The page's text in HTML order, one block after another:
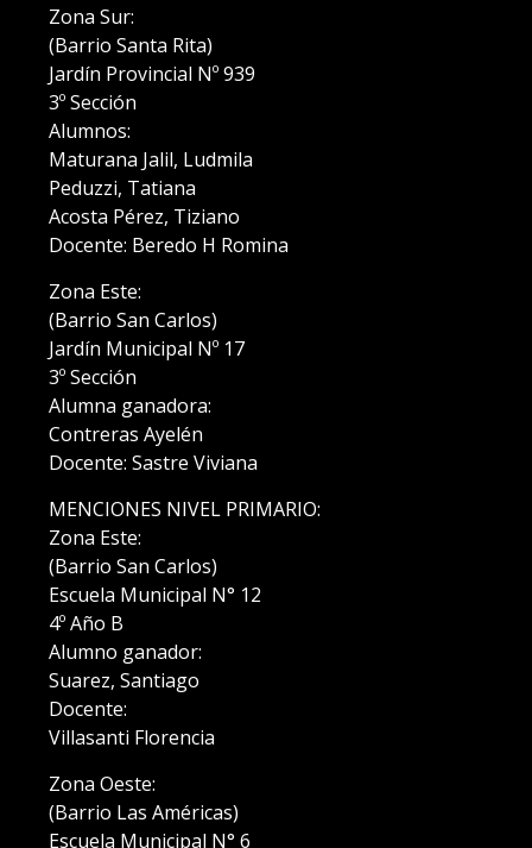
Zona Sur:
(Barrio Santa Rita)
Jardín Provincial Nº 939
3º Sección
Alumnos:
Maturana Jalil, Ludmila
Peduzzi, Tatiana
Acosta Pérez, Tiziano
Docente: Beredo H Romina
Zona Este:
(Barrio San Carlos)
Jardín Municipal Nº 17
3º Sección
Alumna ganadora:
Contreras Ayelén
Docente: Sastre Viviana
MENCIONES NIVEL PRIMARIO:
Zona Este:
(Barrio San Carlos)
Escuela Municipal N° 12
4º Año B
Alumno ganador:
Suarez, Santiago
Docente:
Villasanti Florencia
Zona Oeste:
(Barrio Las Américas)
Escuela Municipal N° 6